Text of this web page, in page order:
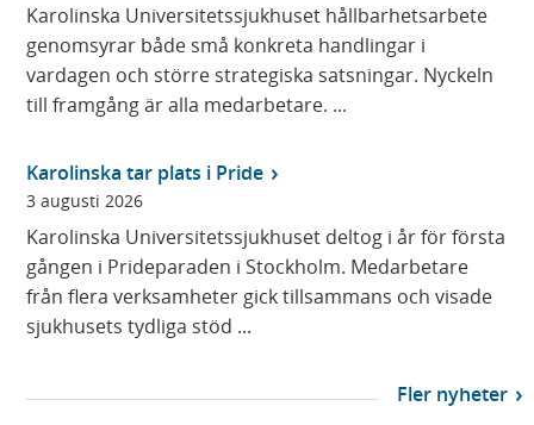
e
)
Karolinska Universitetssjukhuset hållbarhetsarbete
genomsyrar både små konkreta handlingar i
vardagen och större strategiska satsningar. Nyckeln
till framgång är alla medarbetare. ...
Karolinska tar plats i Pride
3 augusti 2026
Karolinska Universitetssjukhuset deltog i år för första
gången i Prideparaden i Stockholm. Medarbetare
från flera verksamheter gick tillsammans och visade
sjukhusets tydliga stöd ...
Fler nyheter